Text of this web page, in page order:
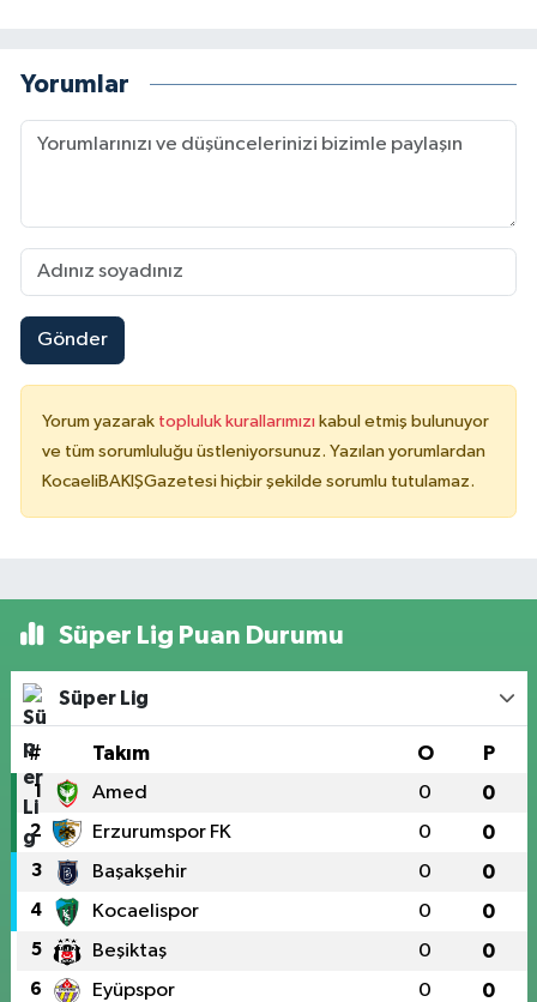
Yorumlar
Gönder
Yorum yazarak topluluk kurallarımızı kabul etmiş bulunuyor
ve tüm sorumluluğu üstleniyorsunuz. Yazılan yorumlardan
KocaeliBAKIŞGazetesi hiçbir şekilde sorumlu tutulamaz.
Süper Lig Puan Durumu
Süper Lig
# Takım O P
1 Amed 0 0
2 Erzurumspor FK 0 0
3 Başakşehir 0 0
4 Kocaelispor 0 0
5 Beşiktaş 0 0
6 Eyüpspor 0 0